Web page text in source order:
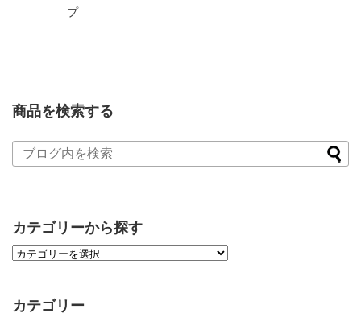
プ
商品を検索する
カテゴリーから探す
カテゴリー